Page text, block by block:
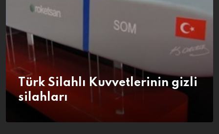
Türk Silahlı Kuvvetlerinin gizli
silahları